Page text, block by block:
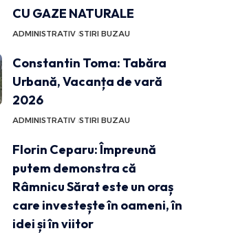
CU GAZE NATURALE
ADMINISTRATIV STIRI BUZAU
Constantin Toma: Tabăra
Urbană, Vacanța de vară
2026
ADMINISTRATIV STIRI BUZAU
Florin Ceparu: Împreună
putem demonstra că
Râmnicu Sărat este un oraș
care investește în oameni, în
idei și în viitor